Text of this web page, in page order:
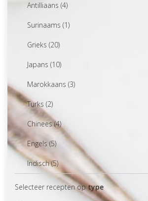
Antilliaans (4)
Surinaams (1)
Grieks (20)
Japans (10)
Marokkaans (3)
Turks (2)
Chinees (4)
Engels (5)
Indisch (5)
Selecteer recepten optype